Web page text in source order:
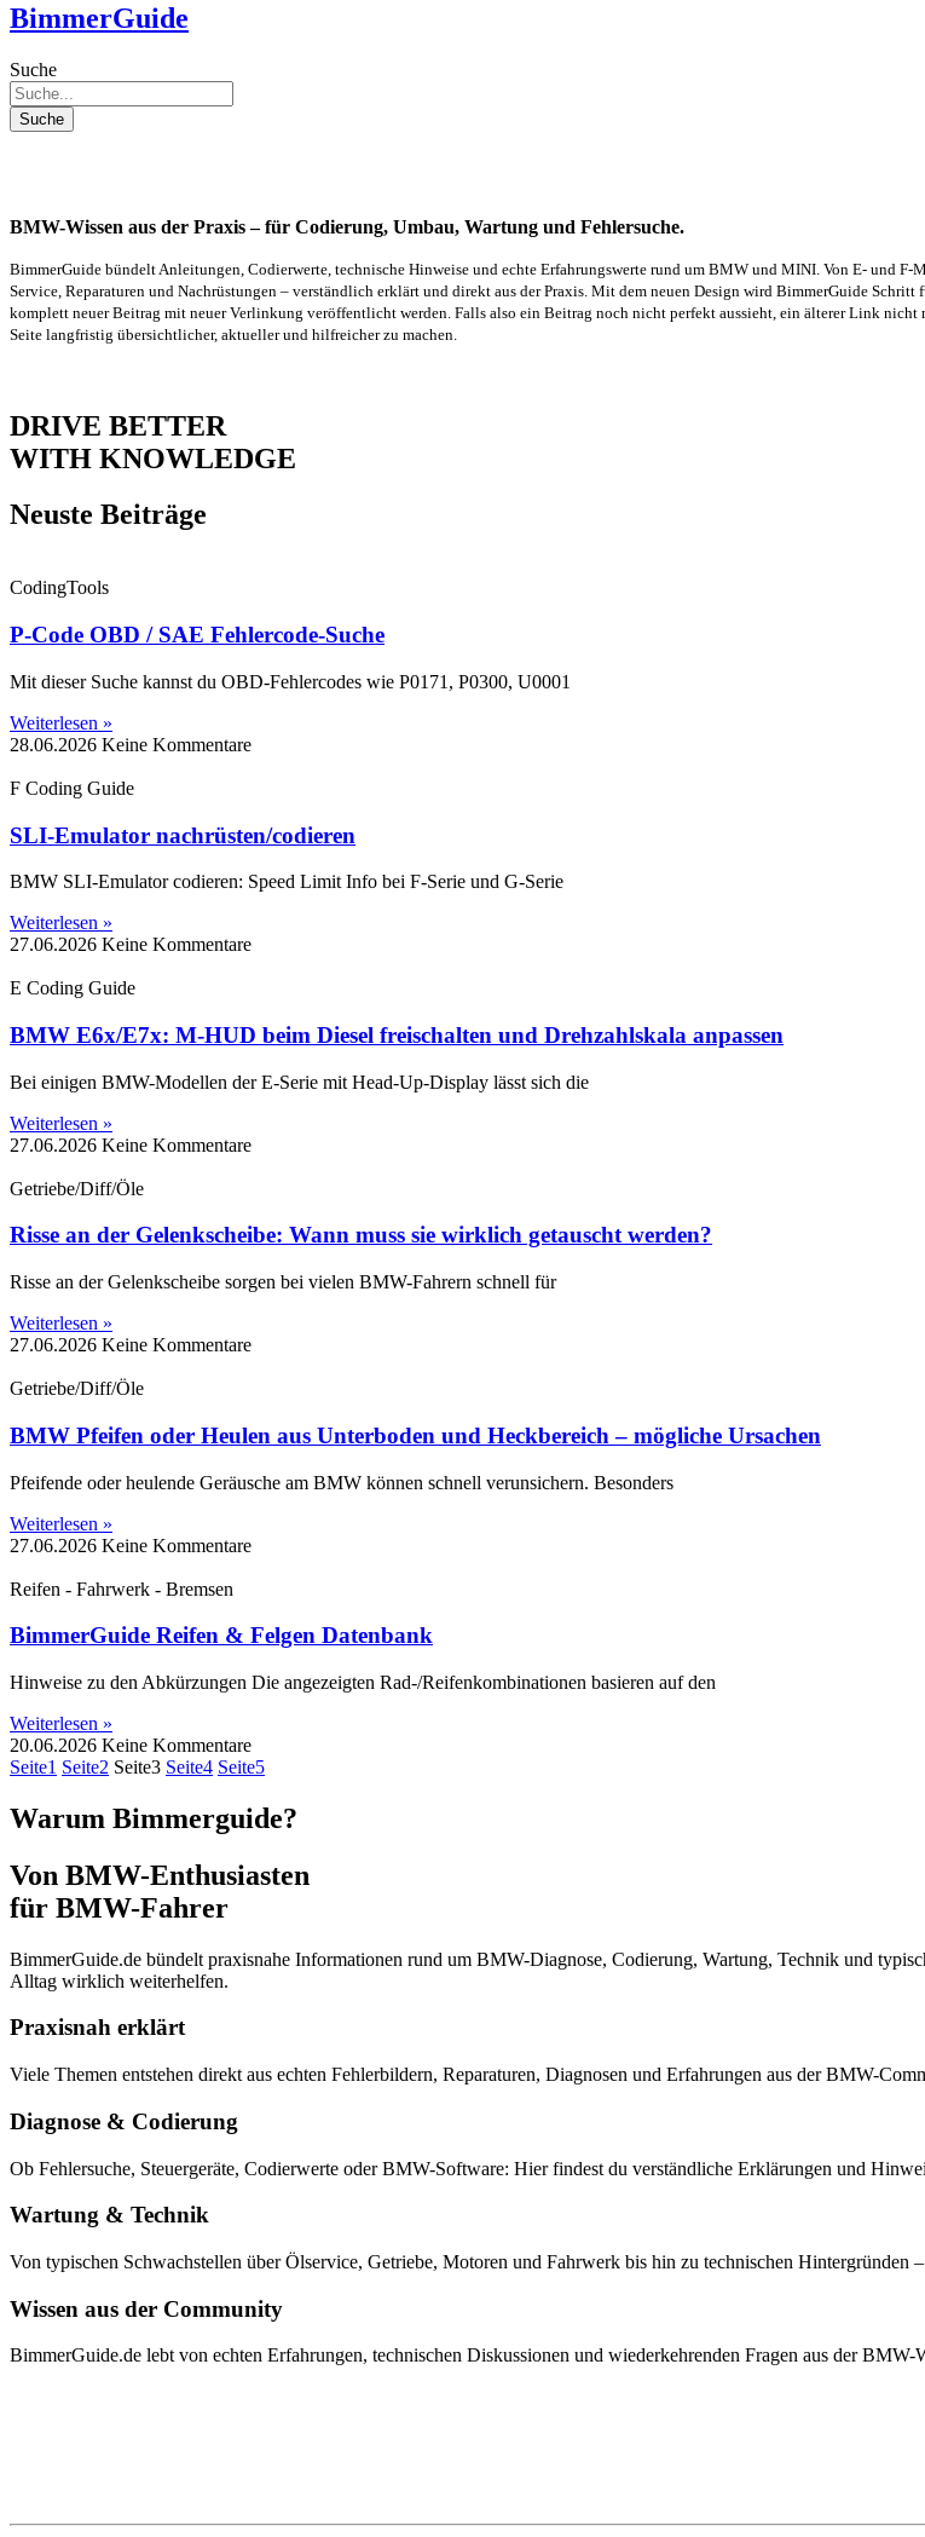
BimmerGuide
Suche
Suche
BMW-Wissen aus der Praxis – für Codierung, Umbau, Wartung und Fehlersuche.
BimmerGuide bündelt Anleitungen, Codierwerte, technische Hinweise und echte Erfahrungswerte rund um BMW und MINI. Von E- und
Service, Reparaturen und Nachrüstungen – verständlich erklärt und direkt aus der Praxis. Mit dem neuen Design wird BimmerGuide Schritt
komplett neuer Beitrag mit neuer Verlinkung veröffentlicht werden. Falls also ein Beitrag noch nicht perfekt aussieht, ein älterer Link nicht
Seite langfristig übersichtlicher, aktueller und hilfreicher zu machen.
DRIVE BETTER
WITH KNOWLEDGE
Neuste Beiträge
CodingTools
P-Code OBD / SAE Fehlercode-Suche
Mit dieser Suche kannst du OBD-Fehlercodes wie P0171, P0300, U0001
Weiterlesen »
28.06.2026 Keine Kommentare
F Coding Guide
SLI-Emulator nachrüsten/codieren
BMW SLI-Emulator codieren: Speed Limit Info bei F-Serie und G-Serie
Weiterlesen »
27.06.2026 Keine Kommentare
E Coding Guide
BMW E6x/E7x: M-HUD beim Diesel freischalten und Drehzahlskala anpassen
Bei einigen BMW-Modellen der E-Serie mit Head-Up-Display lässt sich die
Weiterlesen »
27.06.2026 Keine Kommentare
Getriebe/Diff/Öle
Risse an der Gelenkscheibe: Wann muss sie wirklich getauscht werden?
Risse an der Gelenkscheibe sorgen bei vielen BMW-Fahrern schnell für
Weiterlesen »
27.06.2026 Keine Kommentare
Getriebe/Diff/Öle
BMW Pfeifen oder Heulen aus Unterboden und Heckbereich – mögliche Ursachen
Pfeifende oder heulende Geräusche am BMW können schnell verunsichern. Besonders
Weiterlesen »
27.06.2026 Keine Kommentare
Reifen - Fahrwerk - Bremsen
BimmerGuide Reifen & Felgen Datenbank
Hinweise zu den Abkürzungen Die angezeigten Rad-/Reifenkombinationen basieren auf den
Weiterlesen »
20.06.2026 Keine Kommentare
Seite1 Seite2 Seite3 Seite4 Seite5
Warum Bimmerguide?
Von BMW-Enthusiasten
für BMW-Fahrer
BimmerGuide.de bündelt praxisnahe Informationen rund um BMW-Diagnose, Codierung, Wartung, Technik und
Alltag wirklich weiterhelfen.
Praxisnah erklärt
Viele Themen entstehen direkt aus echten Fehlerbildern, Reparaturen, Diagnosen und Erfahrungen aus der BMW-
Diagnose & Codierung
Ob Fehlersuche, Steuergeräte, Codierwerte oder BMW-Software: Hier findest du verständliche Erklärungen und
Wartung & Technik
Von typischen Schwachstellen über Ölservice, Getriebe, Motoren und Fahrwerk bis hin zu technischen
Wissen aus der Community
BimmerGuide.de lebt von echten Erfahrungen, technischen Diskussionen und wiederkehrenden Fragen aus der